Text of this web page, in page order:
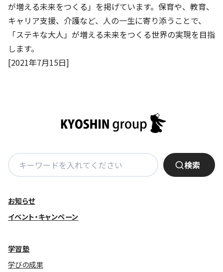
が増える未来をつくる」を掲げています。保育や、教育、
キャリア支援、介護など、人の一生に寄り添うことで、
「ステキな大人」が増える未来をつくる世界の実現を目指
します。
[2021年7月15日]
検
索:
検索
お知らせ
イベント・キャンペーン
学習塾
学びの成果